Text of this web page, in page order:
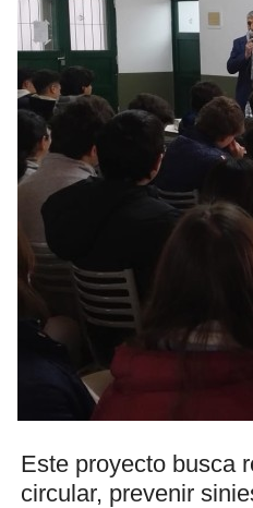
Este proyecto busca
circular, prevenir